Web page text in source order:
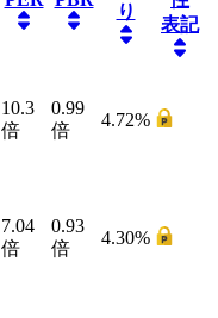
り
表記
10.3
倍
0.99
倍
4.72%
7.04
倍
0.93
倍
4.30%